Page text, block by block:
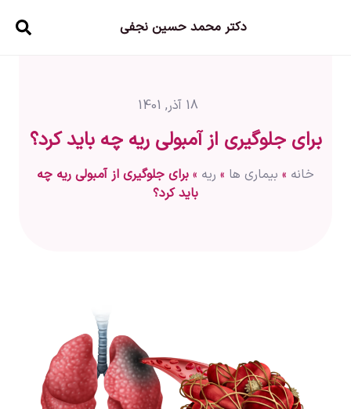
دکتر محمد حسین نجفی
18 آذر, 1401
برای جلوگیری از آمبولی ریه چه باید کرد؟
خانه » بیماری ها » ریه » برای جلوگیری از آمبولی ریه چه
باید کرد؟